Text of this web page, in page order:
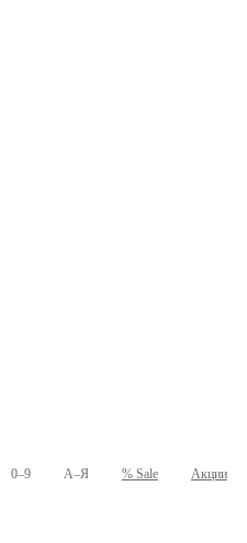
0–9 А–Я % Sale Акции